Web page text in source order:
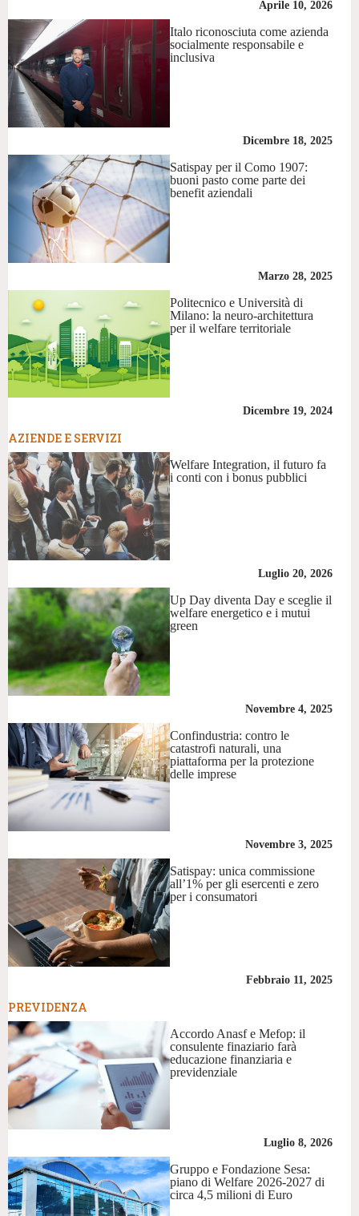
Aprile 10, 2026
Italo riconosciuta come azienda
socialmente responsabile e
inclusiva
Dicembre 18, 2025
Satispay per il Como 1907:
buoni pasto come parte dei
benefit aziendali
Marzo 28, 2025
Politecnico e Università di
Milano: la neuro-architettura
per il welfare territoriale
Dicembre 19, 2024
AZIENDE E SERVIZI
Welfare Integration, il futuro fa
i conti con i bonus pubblici
Luglio 20, 2026
Up Day diventa Day e sceglie il
welfare energetico e i mutui
green
Novembre 4, 2025
Confindustria: contro le
catastrofi naturali, una
piattaforma per la protezione
delle imprese
Novembre 3, 2025
Satispay: unica commissione
all’1% per gli esercenti e zero
per i consumatori
Febbraio 11, 2025
PREVIDENZA
Accordo Anasf e Mefop: il
consulente finaziario farà
educazione finanziaria e
previdenziale
Luglio 8, 2026
Gruppo e Fondazione Sesa:
piano di Welfare 2026-2027 di
circa 4,5 milioni di Euro